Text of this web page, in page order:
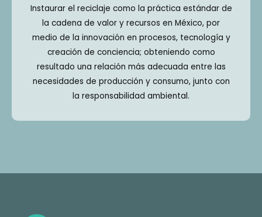
Instaurar el reciclaje como la práctica estándar de
la cadena de valor y recursos en México, por
medio de la innovación en procesos, tecnología y
creación de conciencia; obteniendo como
resultado una relación más adecuada entre las
necesidades de producción y consumo, junto con
la responsabilidad ambiental.